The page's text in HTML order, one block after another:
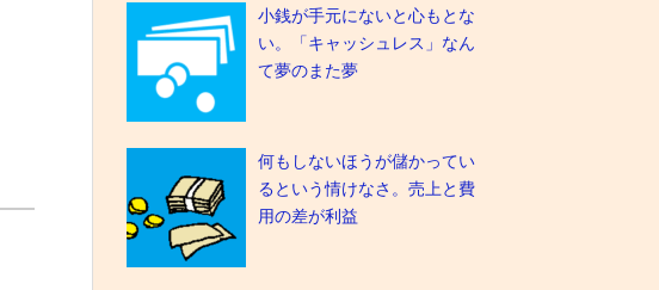
小銭が手元にないと心もとな
い。「キャッシュレス」なん
て夢のまた夢
何もしないほうが儲かってい
るという情けなさ。売上と費
用の差が利益